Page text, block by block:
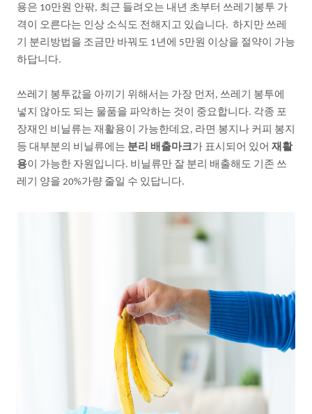
용은 10만원 안팎, 최근 들려오는 내년 초부터 쓰레기봉투 가
격이
오른다는 인상 소식도 전해지고 있습니다. 하지만 쓰레
기
분리방법을 조금만 바꿔도 1년에 5만원 이상을 절약이
가능
하답니다.
쓰레기 봉투값을 아끼기 위해서는 가장 먼저 , 쓰레기
봉투에
넣지 않아도 되는 물품을 파악하는 것이 중요합니다. 각종 포
장재인
비닐류는 재활용이 가능한데요 , 라면 봉지나 커피 봉지
등 대부분의 비닐류에는 분리 배출마크가 표시되어 있어 재활
용이 가능한 자원입니다. 비닐류만 잘 분리 배출해도 기존 쓰
레기
양을 20%가량 줄일 수 있답니다.